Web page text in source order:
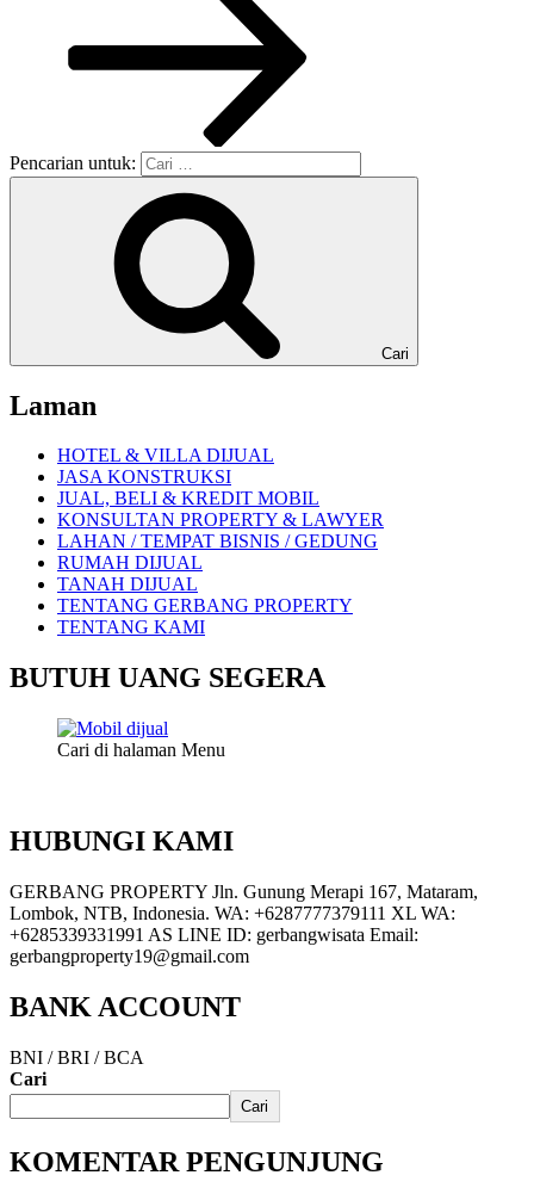
Pencarian untuk:
Cari
Laman
HOTEL & VILLA DIJUAL
JASA KONSTRUKSI
JUAL, BELI & KREDIT MOBIL
KONSULTAN PROPERTY & LAWYER
LAHAN / TEMPAT BISNIS / GEDUNG
RUMAH DIJUAL
TANAH DIJUAL
TENTANG GERBANG PROPERTY
TENTANG KAMI
BUTUH UANG SEGERA
Cari di halaman Menu
HUBUNGI KAMI
GERBANG PROPERTY Jln. Gunung Merapi 167, Mataram,
Lombok, NTB, Indonesia. WA: +6287777379111 XL WA:
+6285339331991 AS LINE ID: gerbangwisata Email:
gerbangproperty19@gmail.com
BANK ACCOUNT
BNI / BRI / BCA
Cari
Cari
KOMENTAR PENGUNJUNG